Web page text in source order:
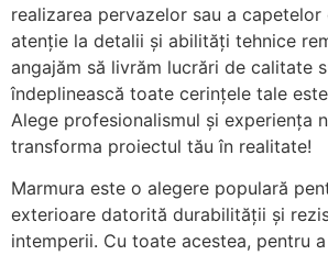
realizarea pervazelor sau a capetelor
atenție la detalii și abilități tehnice
angajăm să livrăm lucrări de calitate
îndeplinească toate cerințele tale
Alege profesionalismul și experiența
transforma proiectul tău în realitate!
Marmura este o alegere populară
exterioare datorită durabilității și
intemperii. Cu toate acestea, pentru